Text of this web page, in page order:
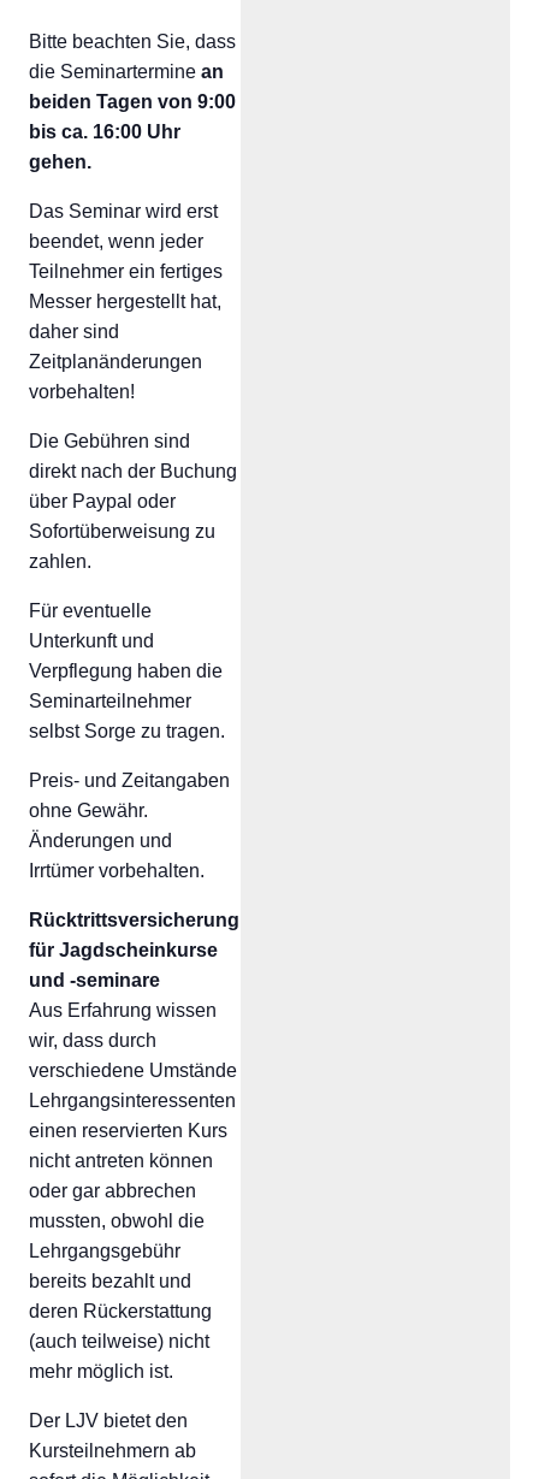
Bitte beachten Sie, dass
die Seminartermine an
beiden Tagen von 9:00
bis ca. 16:00 Uhr
gehen.
Das Seminar wird erst
beendet, wenn jeder
Teilnehmer ein fertiges
Messer hergestellt hat,
daher sind
Zeitplanänderungen
vorbehalten!
Die Gebühren sind
direkt nach der Buchung
über Paypal oder
Sofortüberweisung zu
zahlen.
Für eventuelle
Unterkunft und
Verpflegung haben die
Seminarteilnehmer
selbst Sorge zu tragen.
Preis- und Zeitangaben
ohne Gewähr.
Änderungen und
Irrtümer vorbehalten.
Rücktrittsversicherung
für Jagdscheinkurse
und -seminare
Aus Erfahrung wissen
wir, dass durch
verschiedene Umstände
Lehrgangsinteressenten
einen reservierten Kurs
nicht antreten können
oder gar abbrechen
mussten, obwohl die
Lehrgangsgebühr
bereits bezahlt und
deren Rückerstattung
(auch teilweise) nicht
mehr möglich ist.
Der LJV bietet den
Kursteilnehmern ab